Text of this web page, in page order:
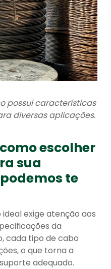
possui características
diversas aplicações.
escolher
sua
te
exige atenção aos
da
cada tipo de cabo
o que torna a
adequado.